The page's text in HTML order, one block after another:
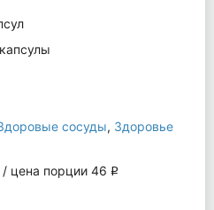
сосуды, Здоровье
цена порции 46 q